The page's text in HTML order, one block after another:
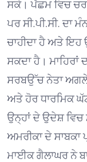
ਸਕੇ। ਪੱਛਮ ਵਿਚ
ਪਰ ਸੀ.ਪੀ.ਸੀ. ਦਾ
ਚਾਹੀਦਾ ਹੈ ਅਤੇ ਇਹ
ਸਕਦਾ ਹੈ। ਮਾਹਿਰਾਂ
ਸਰਬਉੱਚ ਨੇਤਾ ਅਗਲੇ
ਅਤੇ ਹੋਰ ਧਾਰਮਿਕ
ਉਨ੍ਹਾਂ ਦੇ ਉਦੇਸ਼ ਵਿਚ
ਅਮਰੀਕਾ ਦੇ ਸਾਬਕਾ
ਮਾਈਕ ਗੈਲਾਘਰ ਨੇ